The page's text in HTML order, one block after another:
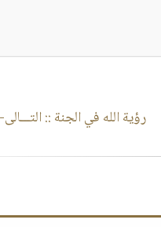
رؤية الله في الجنة ::